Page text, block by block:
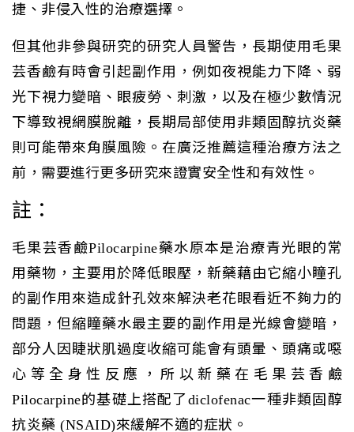
捷、非侵入性的治療選擇。
但其他非參與研究的研究人員警告，長期使用毛果
芸香鹼有時會引起副作用，例如夜視能力下降、弱
光下視力變暗、眼疲勞、刺激，以及在極少數情況
下導致視網膜脫離，長期局部使用非類固醇抗炎藥
則可能帶來角膜風險。在廣泛推薦這種治療方法之
前，需要進行更多研究來證實安全性和有效性。
註：
毛果芸香鹼Pilocarpine藥水原本是治療青光眼的常
用藥物，主要用於降低眼壓，新藥藉由它縮小瞳孔
的副作用來造成針孔效來解決老花眼看近不夠力的
問題，但縮瞳藥水最主要的副作用是光線會變暗，
部分人因睫狀肌過度收縮可能會有頭暈、頭痛或噁
心等全身性反應，所以新藥在毛果芸香鹼
Pilocarpine的基礎上搭配了diclofenac一種非類固醇
抗炎藥 (NSAID)來緩解不適的症狀。